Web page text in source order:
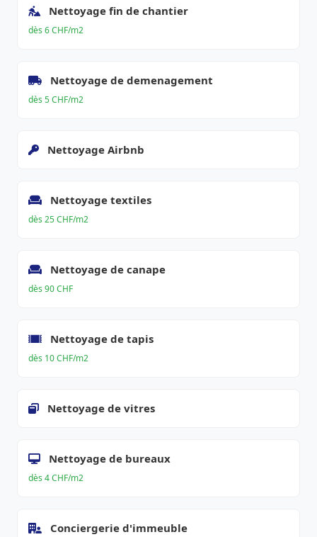
Nettoyage fin de chantier
dès 6 CHF/m2
Nettoyage de demenagement
dès 5 CHF/m2
Nettoyage Airbnb
Nettoyage textiles
dès 25 CHF/m2
Nettoyage de canape
dès 90 CHF
Nettoyage de tapis
dès 10 CHF/m2
Nettoyage de vitres
Nettoyage de bureaux
dès 4 CHF/m2
Conciergerie d'immeuble